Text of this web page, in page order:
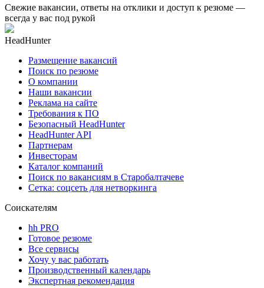
Свежие вакансии, ответы на отклики и доступ к резюме —
всегда у вас под рукой
HeadHunter
Размещение вакансий
Поиск по резюме
О компании
Наши вакансии
Реклама на сайте
Требования к ПО
Безопасный HeadHunter
HeadHunter API
Партнерам
Инвесторам
Каталог компаний
Поиск по вакансиям в Старобалтачеве
Сетка: соцсеть для нетворкинга
Соискателям
hh PRO
Готовое резюме
Все сервисы
Хочу у вас работать
Производственный календарь
Экспертная рекомендация